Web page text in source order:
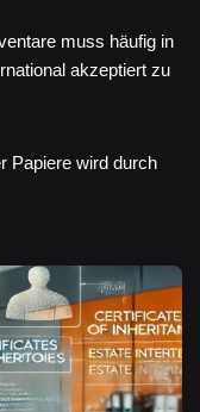
muss häufig in
akzeptiert zu
Papiere wird durch